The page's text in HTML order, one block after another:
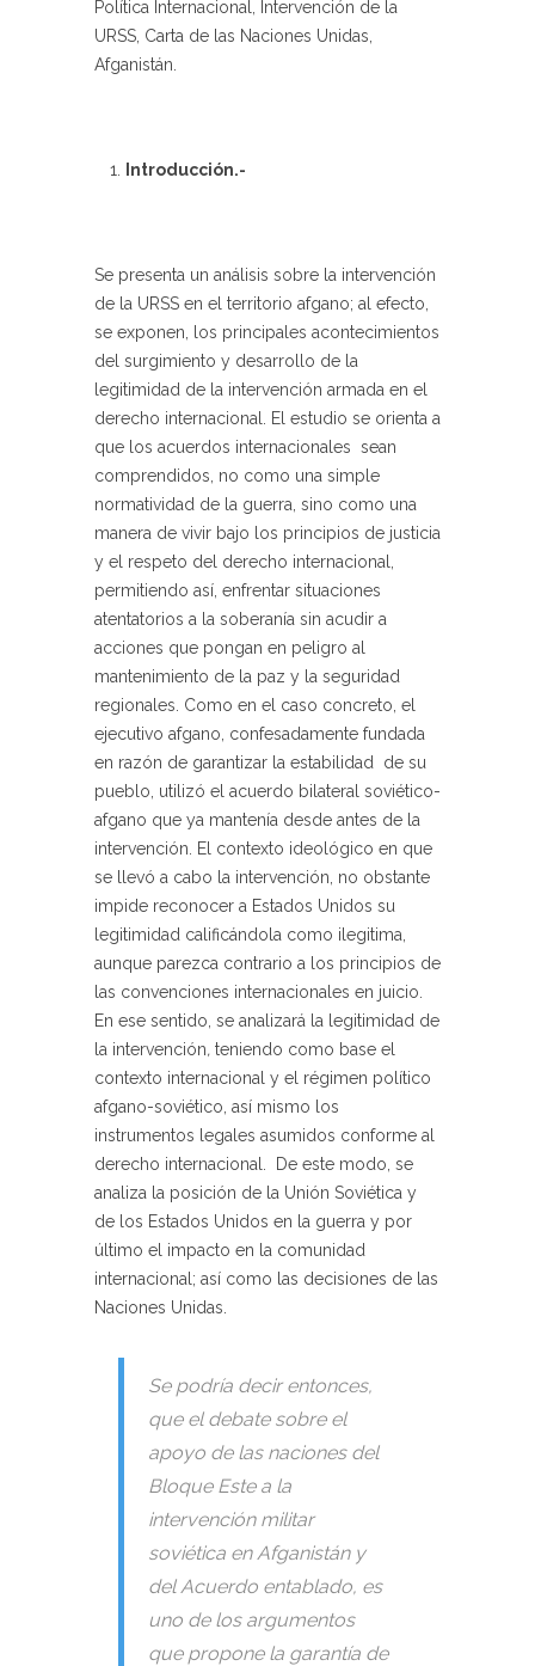
Política Internacional, Intervención de la
URSS, Carta de las Naciones Unidas,
Afganistán.
Introducción.-
Se presenta un análisis sobre la intervención
de la URSS en el territorio afgano; al efecto,
se exponen, los principales acontecimientos
del surgimiento y desarrollo de la
legitimidad de la intervención armada en el
derecho internacional. El estudio se orienta a
que los acuerdos internacionales sean
comprendidos, no como una simple
normatividad de la guerra, sino como una
manera de vivir bajo los principios de justicia
y el respeto del derecho internacional,
permitiendo así, enfrentar situaciones
atentatorios a la soberanía sin acudir a
acciones que pongan en peligro al
mantenimiento de la paz y la seguridad
regionales. Como en el caso concreto, el
ejecutivo afgano, confesadamente fundada
en razón de garantizar la estabilidad de su
pueblo, utilizó el acuerdo bilateral soviético-
afgano que ya mantenía desde antes de la
intervención. El contexto ideológico en que
se llevó a cabo la intervención, no obstante
impide reconocer a Estados Unidos su
legitimidad calificándola como ilegitima,
aunque parezca contrario a los principios de
las convenciones internacionales en juicio.
En ese sentido, se analizará la legitimidad de
la intervención, teniendo como base el
contexto internacional y el régimen político
afgano-soviético, así mismo los
instrumentos legales asumidos conforme al
derecho internacional. De este modo, se
analiza la posición de la Unión Soviética y
de los Estados Unidos en la guerra y por
último el impacto en la comunidad
internacional; así como las decisiones de las
Naciones Unidas.
Se podría decir entonces,
que el debate sobre el
apoyo de las naciones del
Bloque Este a la
intervención militar
soviética en Afganistán y
del Acuerdo entablado, es
uno de los argumentos
que propone la garantía de